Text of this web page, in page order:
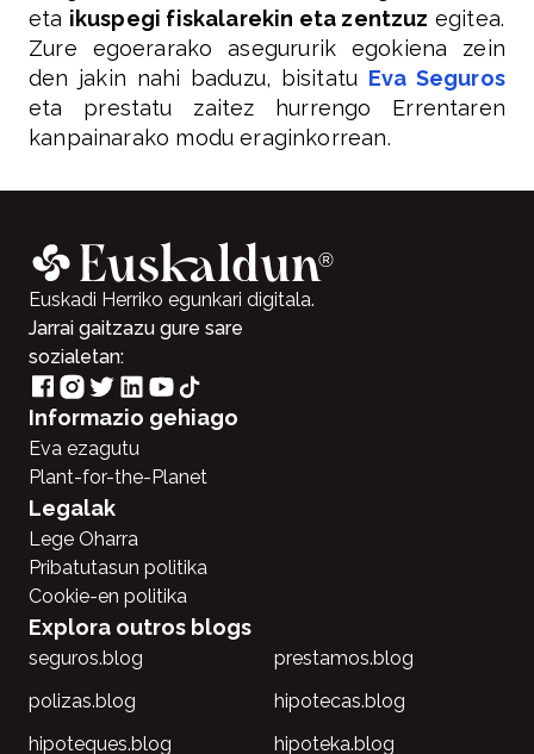
eta ikuspegi fiskalarekin eta zentzuz egitea.
Zure egoerarako asegururik egokiena zein
den jakin nahi baduzu, bisitatu Eva Seguros
eta prestatu zaitez hurrengo Errentaren
kanpainarako modu eraginkorrean.
Euskadi Herriko egunkari digitala.
Jarrai gaitzazu gure sare
sozialetan:
Informazio gehiago
Eva ezagutu
Plant-for-the-Planet
Legalak
Lege Oharra
Pribatutasun politika
Cookie-en politika
Explora outros blogs
seguros.blog
prestamos.blog
polizas.blog
hipotecas.blog
hipoteques.blog
hipoteka.blog